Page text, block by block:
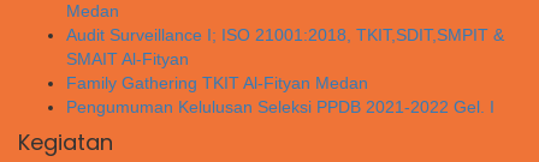
Medan
Audit Surveillance I; ISO 21001:2018, TKIT,SDIT,SMPIT &
SMAIT Al-Fityan
Family Gathering TKIT Al-Fityan Medan
Pengumuman Kelulusan Seleksi PPDB 2021-2022 Gel. I
Kegiatan